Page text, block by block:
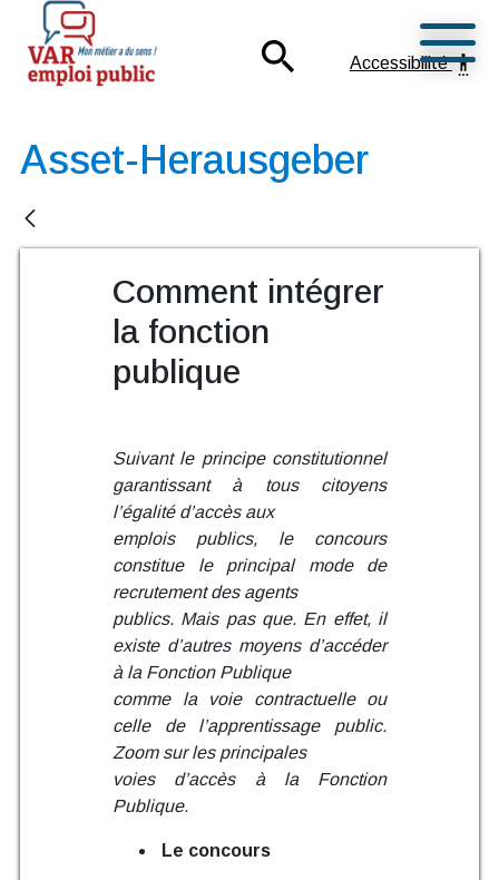
Ouvrir
Mon métier a du sens !
search Accessibilitésettings_accessibility
Asset-Herausgeber
Comment intégrer
la fonction
publique
Suivant le principe constitutionnel
garantissant à tous citoyens
l’égalité d’accès aux
emplois publics, le concours
constitue le principal mode de
recrutement des agents
publics. Mais pas que. En effet, il
existe d’autres moyens d’accéder
à la Fonction Publique
comme la voie contractuelle ou
celle de l’apprentissage public.
Zoom sur les principales
voies d’accès à la Fonction
Publique.
Le concours